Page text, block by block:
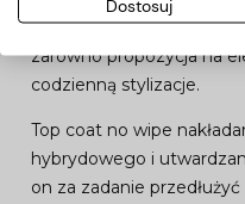
się kolorami. Stylizacja
zarówno propozycja na
codzienną stylizacje.
Top coat no wipe
hybrydowego i
on za zadanie
Dostosuj